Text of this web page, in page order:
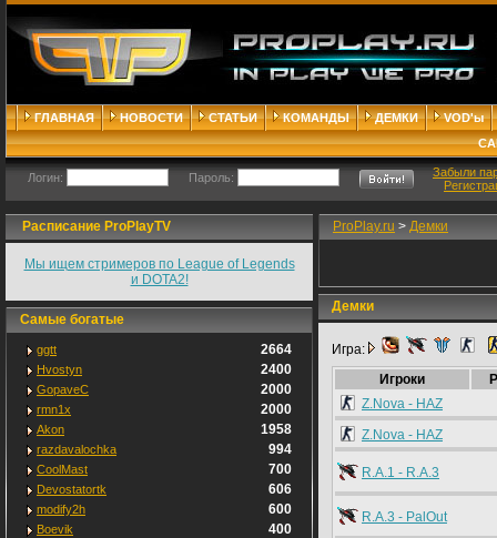
ГЛАВНАЯ НОВОСТИ СТАТЬИ КОМАНДЫ ДЕМКИ
VOD'ы
Логин: Пароль:
Забыли
Расписание ProPlayTV
Мы ищем стримеров по League of Legends
и DOTA2!
Самые богатые
ggtt 2664
Hvostyn 2400
GopaveC 2000
rmn1x 2000
Akon 1958
razdavalochka 994
CoolMast 700
Devostatortk 606
modify2h 600
Boevik 400
ProPlay.ru > Демки
Демки
Игра:
Игроки
Z.Nova - HAZ
Z.Nova - HAZ
R.A.1 - R.A.3
R.A.3 - PalOut